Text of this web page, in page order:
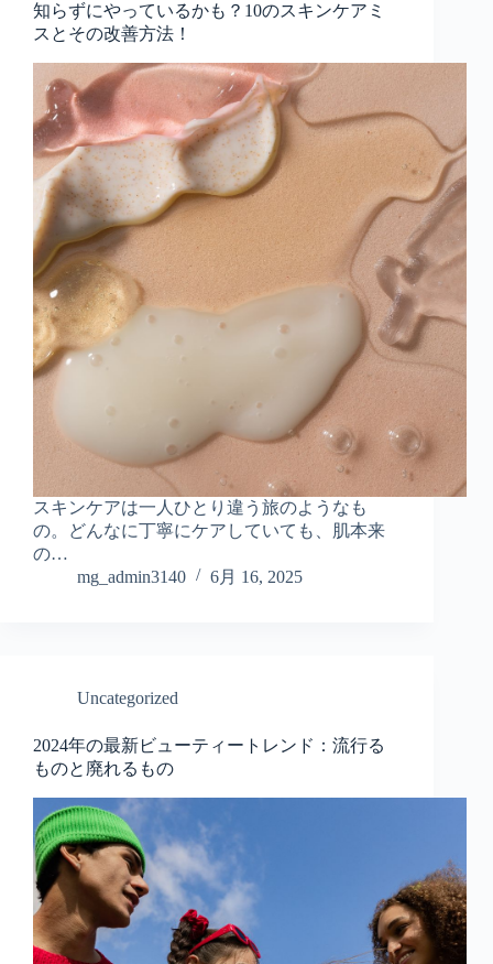
知らずにやっているかも？10のスキンケアミ
スとその改善方法！
スキンケアは一人ひとり違う旅のようなも
の。どんなに丁寧にケアしていても、肌本来
の…
mg_admin3140
6月 16, 2025
Uncategorized
2024年の最新ビューティートレンド：流行る
ものと廃れるもの